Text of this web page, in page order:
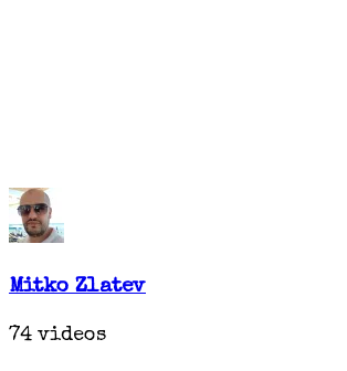
Mitko Zlatev
74 videos